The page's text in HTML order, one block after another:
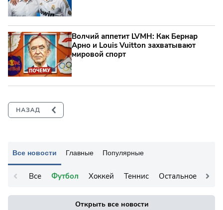
Все новости Главные Популярные
Все Футбол Хоккей Теннис Остальное
Открыть все новости
Волчий аппетит LVMH: Как Бернар
Арно и Louis Vuitton захватывают
мировой спорт